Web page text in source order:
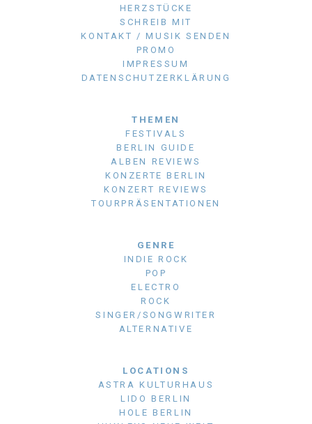
HERZSTÜCKE
SCHREIB MIT
KONTAKT / MUSIK SENDEN
PROMO
IMPRESSUM
DATENSCHUTZERKLÄRUNG
THEMEN
FESTIVALS
BERLIN GUIDE
ALBEN REVIEWS
KONZERTE BERLIN
KONZERT REVIEWS
TOURPRÄSENTATIONEN
GENRE
INDIE ROCK
POP
ELECTRO
ROCK
SINGER/SONGWRITER
ALTERNATIVE
LOCATIONS
ASTRA KULTURHAUS
LIDO BERLIN
HOLE BERLIN